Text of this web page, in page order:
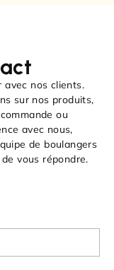
avec nos clients.
sur nos produits,
ou
avec nous,
de boulangers
vous répondre.